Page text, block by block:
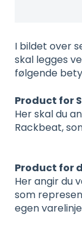
I bildet over
skal legges
følgende
Product for
Her skal du
Rackbeat,
Product for
Her angir du
som
egen